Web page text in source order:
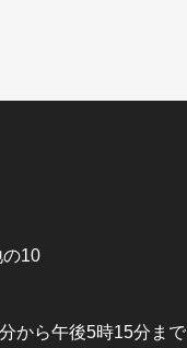
10
から午後5時15分まで